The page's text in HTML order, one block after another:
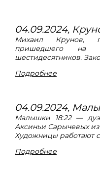
04.09.2024,
Михаил Крунов,
пришедшего на
шестидесятников.
Подробнее
04.09.2024,
Малышки 18:22 —
Аксиньи Сарычевых из
Художницы работают с
Подробнее